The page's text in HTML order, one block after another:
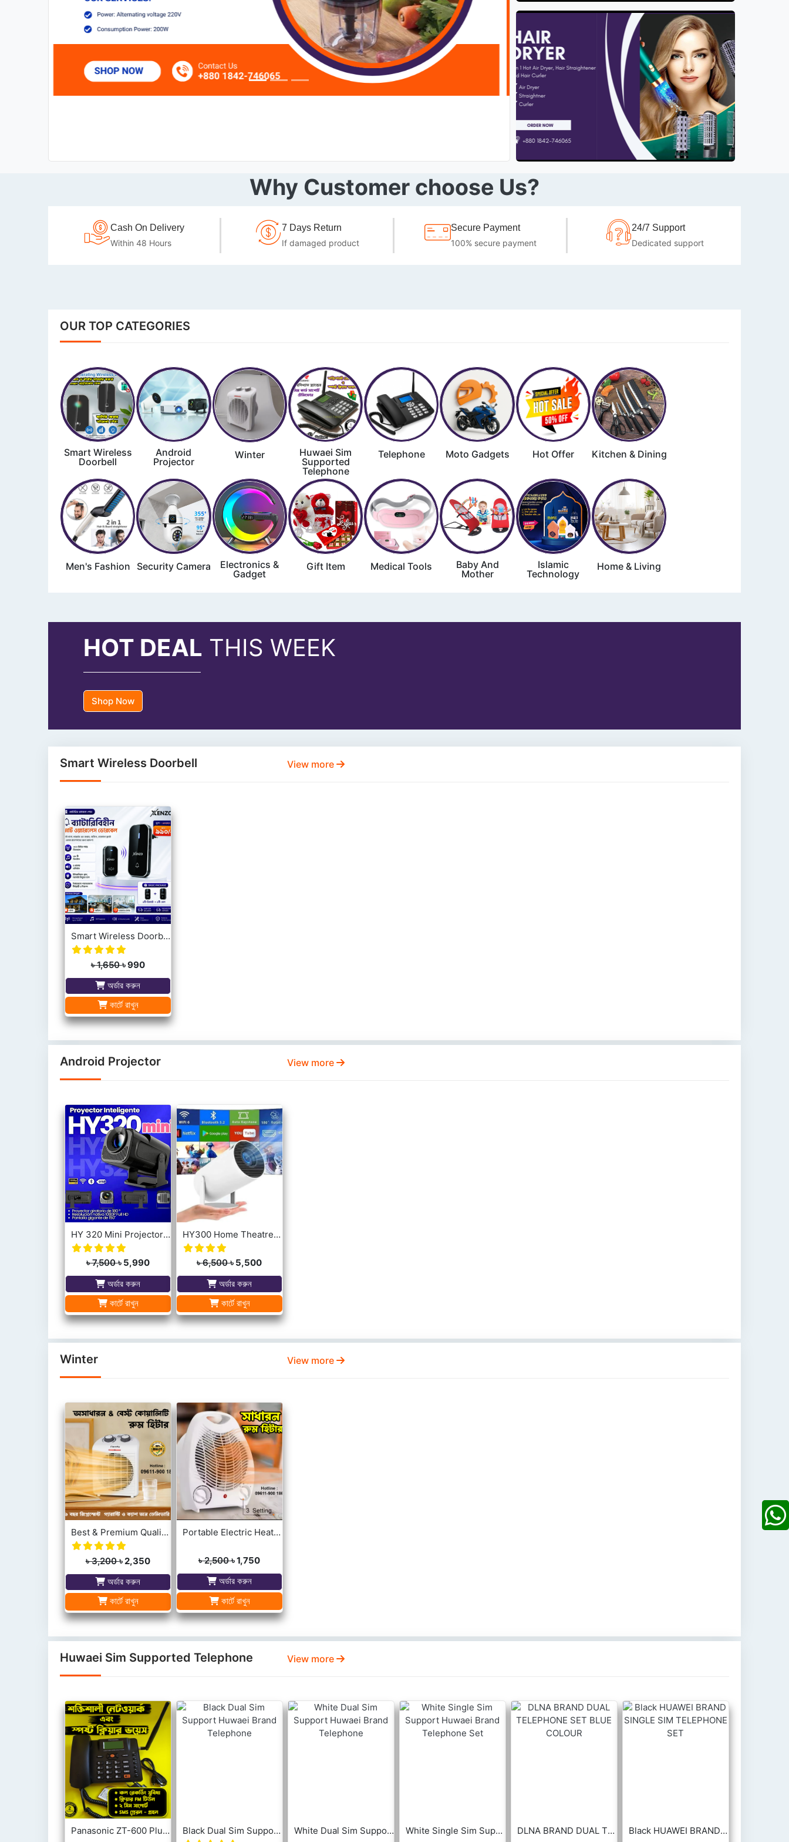
Why Customer choose Us?
Cash On Delivery
Within 48 Hours
7 Days Return
If damaged product
Secure Payment
100% secure payment
24/7 Support
Dedicated support
OUR TOP CATEGORIES
Smart Wireless
Doorbell
Android
Projector
Winter
Huwaei Sim
Supported
Telephone
Telephone Moto Gadgets Hot Offer Kitchen & Dining
Men's Fashion Security Camera
Electronics &
Gadget
Gift Item Medical Tools
Baby And
Mother
Islamic
Technology
Home & Living
HOT DEAL THIS WEEK
Shop Now
Smart Wireless Doorbell View more
Smart Wireless Doorbell No Battery Required Self-Powered for Home and office
৳ 1,650৳ 990
অর্ডার করুন
কার্টে রাখুন
Android Projector View more
HY 320 Mini Projector High Quality Android Projector Android 13
৳ 7,500৳ 5,990
অর্ডার করুন
কার্টে রাখুন
HY300 Home Theatre WiFi Bluetooth portable Projector Price in Bangleadesh
৳ 6,500৳ 5,500
অর্ডার করুন
কার্টে রাখুন
Winter View more
Best & Premium Quality Warmthy Brand PureHeat Desktop Electric Room Space Fan Heaters 1000W-2000W Cold and Hot Office Low Noise Bedroom Fan Heater
৳ 3,200৳ 2,350
অর্ডার করুন
কার্টে রাখুন
Portable Electric Heater Fan 2000W Energy-Saving Quiet House Heater for Living Room Office Bedroom Bathroom White EU Plug
৳ 2,500৳ 1,750
অর্ডার করুন
কার্টে রাখুন
Huwaei Sim Supported Telephone View more
Panasonic ZT-600 Plus Dual SIM GSM Fixed Wireless TelePhone set Black Dual Sim Support Huwaei Brand Telephone White Dual Sim Support Huwaei Brand Telephone White Single Sim Support Huwaei Brand Telephone Set DLNA BRAND DUAL TELEPHONE SET BLUE COLOUR Black HUAWEI BRAND SINGLE SIM TELEPHONE SET